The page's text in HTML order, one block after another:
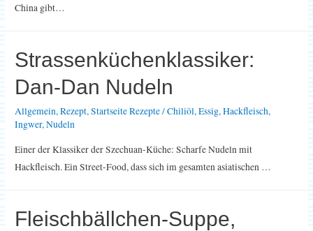
China gibt…
Strassenküchenklassiker:
Dan-Dan Nudeln
Allgemein,Rezept,Startseite Rezepte/Chiliöl,Essig,Hackfleisch,
Ingwer,Nudeln
Einer der Klassiker der Szechuan-Küche: Scharfe Nudeln mit
Hackfleisch. Ein Street-Food, dass sich im gesamten asiatischen …
Fleischbällchen-Suppe,